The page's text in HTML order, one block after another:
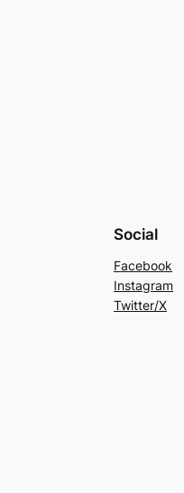
Social
Facebook
Instagram
Twitter/X